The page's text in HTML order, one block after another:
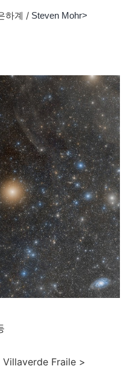
하계 / Steven Mohr>
Fraile >